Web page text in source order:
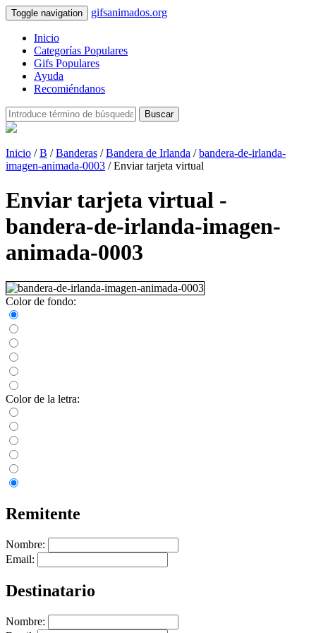
Toggle navigation gifsanimados.org
Inicio
Categorías Populares
Gifs Populares
Ayuda
Recomiéndanos
Buscar
Inicio /B /Banderas /Bandera de Irlanda /bandera-de-irlanda-
imagen-animada-0003 / Enviar tarjeta virtual
Enviar tarjeta virtual -
bandera-de-irlanda-imagen-
animada-0003
Color de fondo:
Color de la letra:
Remitente
Nombre:
Email:
Destinatario
Nombre: